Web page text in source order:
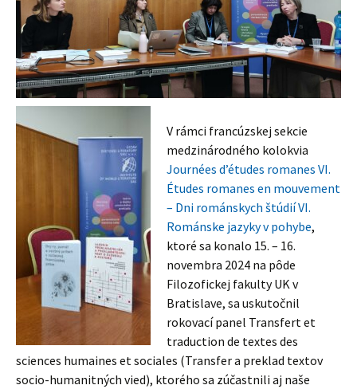
V rámci francúzskej sekcie
medzinárodného kolokvia
Journées d’études romanes VI.
Études romanes en mouvement
– Dni románskych štúdií VI.
Románske jazyky v pohybe,
ktoré sa konalo 15. – 16.
novembra 2024 na pôde
Filozofickej fakulty UK v
Bratislave, sa uskutočnil
rokovací panel Transfert et
traduction de textes des
sciences humaines et sociales (Transfer a preklad textov
socio-humanitných vied), ktorého sa zúčastnili aj naše